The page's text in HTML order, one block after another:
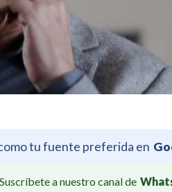
tu fuente preferida en
Suscríbete a nuestro canal de